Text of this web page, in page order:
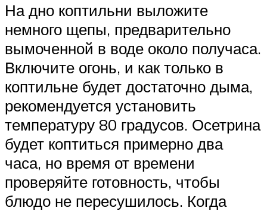
На дно коптильни выложите
немного щепы, предварительно
вымоченной в воде около получаса.
Включите огонь, и как только в
коптильне будет достаточно дыма,
рекомендуется установить
температуру 80 градусов. Осетрина
будет коптиться примерно два
часа, но время от времени
проверяйте готовность, чтобы
блюдо не пересушилось. Когда